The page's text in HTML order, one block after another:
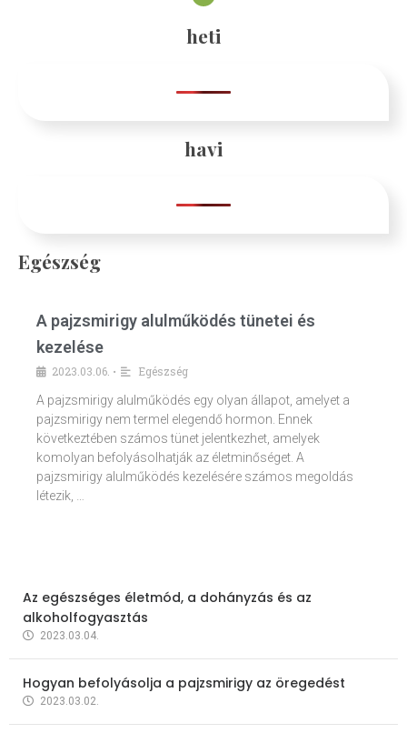
heti
havi
Egészség
A pajzsmirigy alulműködés tünetei és
kezelése
2023.03.06. •
Egészség
A pajzsmirigy alulműködés egy olyan állapot, amelyet a
pajzsmirigy nem termel elegendő hormon. Ennek
következtében számos tünet jelentkezhet, amelyek
komolyan befolyásolhatják az életminőséget. A
pajzsmirigy alulműködés kezelésére számos megoldás
létezik, …
Az egészséges életmód, a dohányzás és az
alkoholfogyasztás
2023.03.04.
Hogyan befolyásolja a pajzsmirigy az öregedést
2023.03.02.